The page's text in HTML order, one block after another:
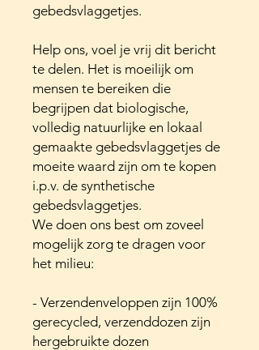
gebedsvlaggetjes.
Help ons, voel je vrij dit bericht
te delen. Het is moeilijk om
mensen te bereiken die
begrijpen dat biologische,
volledig natuurlijke en lokaal
gemaakte gebedsvlaggetjes de
moeite waard zijn om te kopen
i.p.v. de synthetische
gebedsvlaggetjes.
We doen ons best om zoveel
mogelijk zorg te dragen voor
het milieu:
- Verzendenveloppen zijn 100%
gerecycled, verzenddozen zijn
hergebruikte dozen